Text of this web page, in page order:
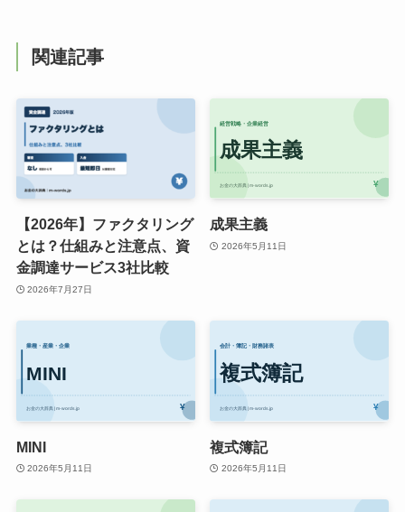
関連記事
【2026年】ファクタリング
とは？仕組みと注意点、資
金調達サービス3社比較
2026年7月27日
成果主義
2026年5月11日
MINI
2026年5月11日
複式簿記
2026年5月11日